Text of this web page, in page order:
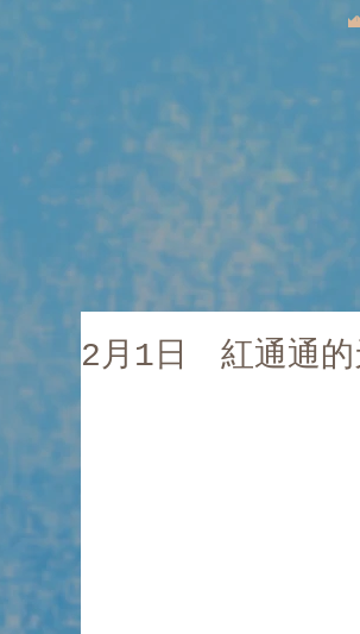
2月1日 紅通通的